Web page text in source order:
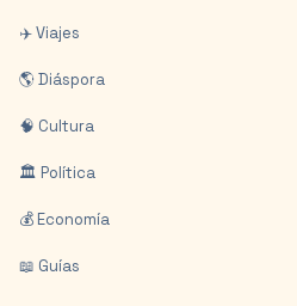
✈️ Viajes
🌎 Diáspora
🧠 Cultura
🏛️ Política
💰 Economía
📖 Guías